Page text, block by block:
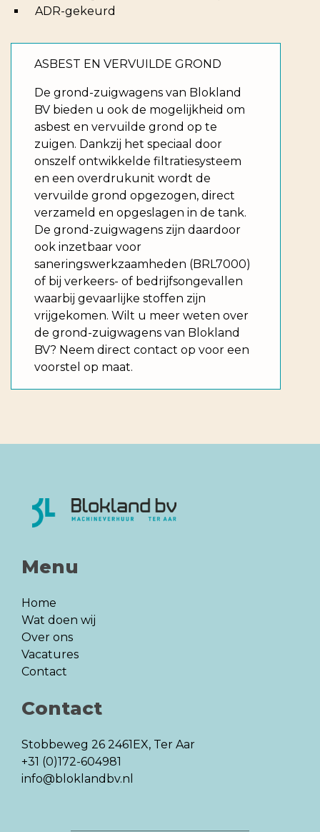
ADR-gekeurd
ASBEST EN VERVUILDE GROND
De grond-zuigwagens van Blokland
BV bieden u ook de mogelijkheid om
asbest en vervuilde grond op te
zuigen. Dankzij het speciaal door
onszelf ontwikkelde filtratiesysteem
en een overdrukunit wordt de
vervuilde grond opgezogen, direct
verzameld en opgeslagen in de tank.
De grond-zuigwagens zijn daardoor
ook inzetbaar voor
saneringswerkzaamheden (BRL7000)
of bij verkeers- of bedrijfsongevallen
waarbij gevaarlijke stoffen zijn
vrijgekomen. Wilt u meer weten over
de grond-zuigwagens van Blokland
BV? Neem direct contact op voor een
voorstel op maat.
Menu
Home
Wat doen wij
Over ons
Vacatures
Contact
Contact
Stobbeweg 26 2461EX, Ter Aar
+31 (0)172-604981
info@bloklandbv.nl